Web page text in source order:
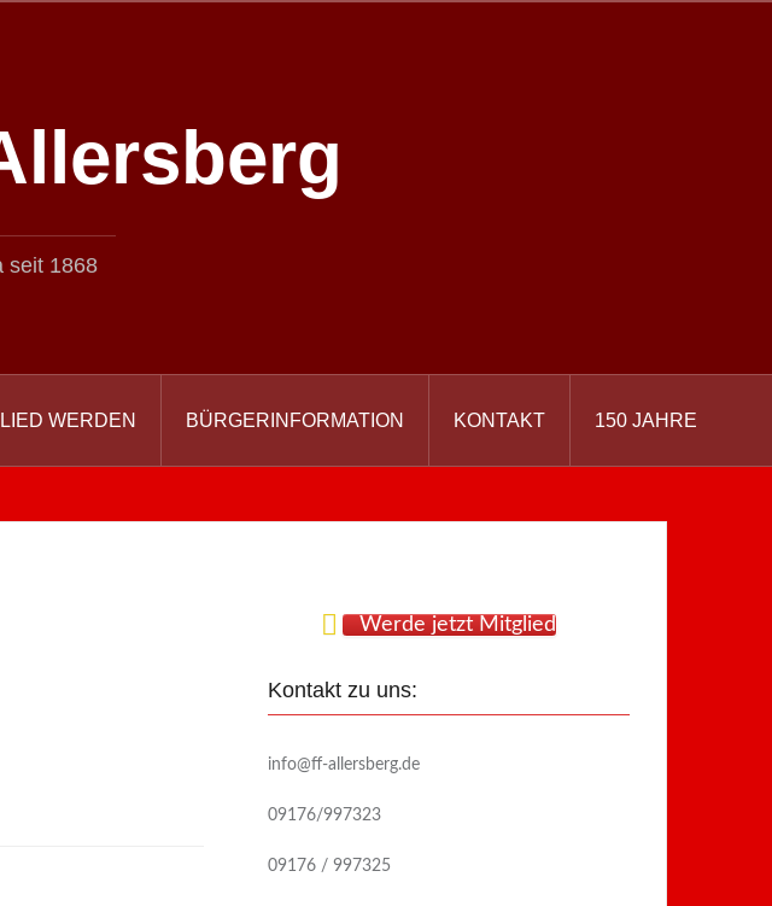
seit 1868
WERDEN BÜRGERINFORMATION KONTAKT 150 JAHRE
Werde jetzt Mitglied
Kontakt zu uns:
info@ff-allersberg.de
09176/997323
09176 / 997325